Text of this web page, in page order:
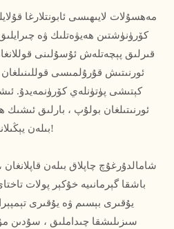
مەھسۇلات لايىھىسى ئابونتلارغا
كۆرۈنۈشتىن ھەيۋەتلىك ۋە
قىرلىق پېچەتلەش ئۇسۇلىنى
ئورنىتىش قۇرۇلمىسى
كېتىشى پۈتۈنلەي كۆرۈنمەيدۇ.
ئورنىتىلغان بولۇپ ، بارلىق ئىشىك
بىلەن يېڭىلانغان!
باشقا گېرمانىيە خۇكېر پولات
يۇقىرى بېسىم ۋە يۇقىرى
سىزىلىشقا چىداملىق ، سۇدىن